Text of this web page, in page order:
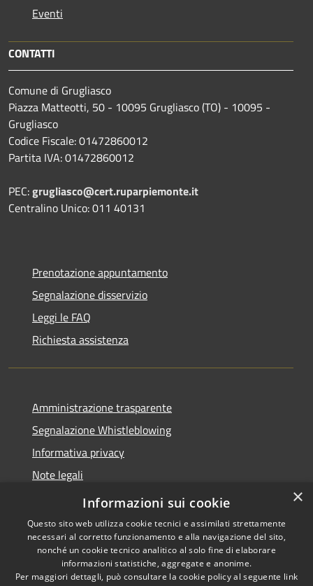
Eventi
CONTATTI
Comune di Grugliasco
Piazza Matteotti, 50 - 10095 Grugliasco (TO) - 10095 -
Grugliasco
Codice Fiscale: 01472860012
Partita IVA: 01472860012
PEC:grugliasco@cert.ruparpiemonte.it
Centralino Unico: 011 40131
Prenotazione appuntamento
Segnalazione disservizio
Leggi le FAQ
Richiesta assistenza
Amministrazione trasparente
Segnalazione Whistleblowing
Informativa privacy
Note legali
Dichiarazione di accessibilità
Copyright © 2020 •
×
Informazioni sui cookie
Questo sito web utilizza cookie tecnici e assimilati strettamente
necessari al corretto funzionamento e alla navigazione del sito,
nonché un cookie tecnico analitico al solo fine di elaborare
informazioni statistiche, aggregate e anonime.
Per maggiori dettagli, può consultare la cookie policy al seguente link